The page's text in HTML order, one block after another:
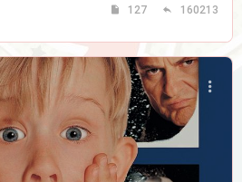
127 160213